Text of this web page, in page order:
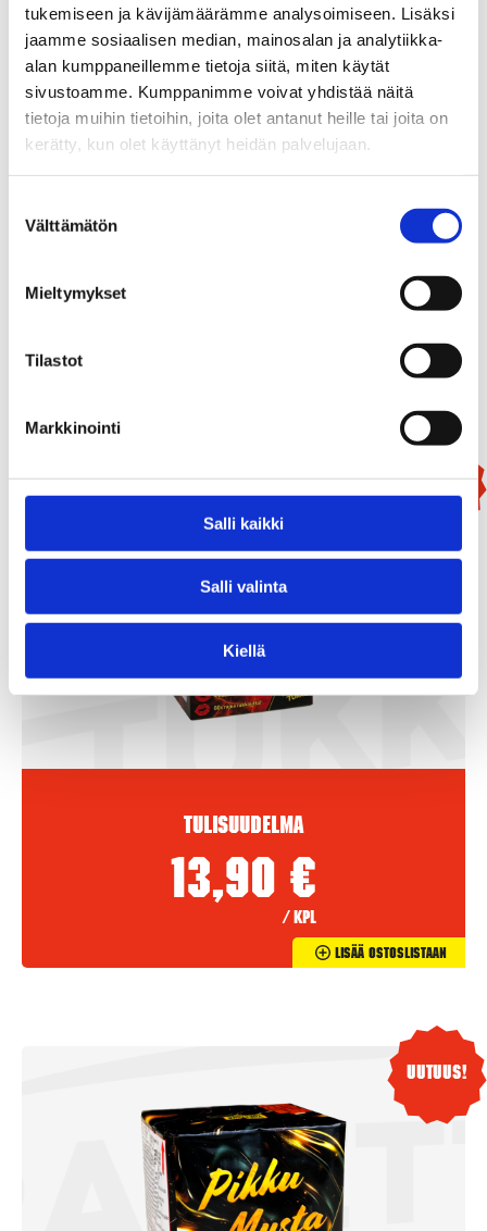
tukemiseen ja kävijämäärämme analysoimiseen. Lisäksi
jaamme sosiaalisen median, mainosalan ja analytiikka-
alan kumppaneillemme tietoja siitä, miten käytät
sivustoamme. Kumppanimme voivat yhdistää näitä
tietoja muihin tietoihin, joita olet antanut heille tai joita on
kerätty, kun olet käyttänyt heidän palvelujaan.
valinta
Välttämätön
Mieltymykset
Tilastot
Markkinointi
Salli kaikki
Salli valinta
Kiellä
Lisää Ostoslistaan
Uutuus!
Tulisuudelma
13,90 €
/ kpl
Lisää Ostoslistaan
Uutuus!